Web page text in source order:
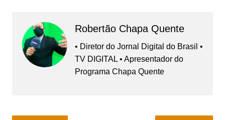
Robertão Chapa Quente
• Diretor do Jornal Digital do Brasil •
TV DIGITAL • Apresentador do
Programa Chapa Quente